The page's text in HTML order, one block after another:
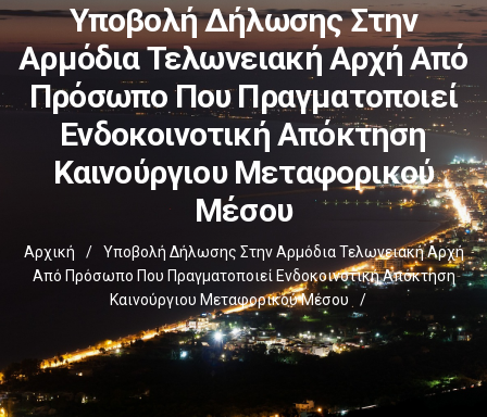
Υποβολή Δήλωσης Στην
Αρμόδια Τελωνειακή Αρχή Από
Πρόσωπο Που Πραγματοποιεί
Ενδοκοινοτική Απόκτηση
Καινούργιου Μεταφορικού
Μέσου
Αρχική /
Υποβολή Δήλωσης Στην Αρμόδια Τελωνειακή Αρχή
Από Πρόσωπο Που Πραγματοποιεί Ενδοκοινοτική Απόκτηση
Καινούργιου Μεταφορικού Μέσου
/